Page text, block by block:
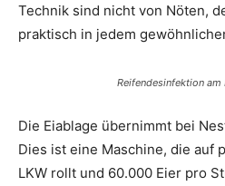
Technik sind nicht von Nöten,
praktisch in jedem
Reifendesinfektion
Die Eiablage übernimmt bei
Dies ist eine Maschine, die auf
LKW rollt und 60.000 Eier pro